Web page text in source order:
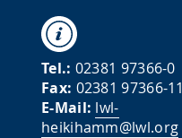
Tel.: 02381 97366-0
Fax: 02381 97366-11
E-Mail: lwl-
heikihamm@lwl.org